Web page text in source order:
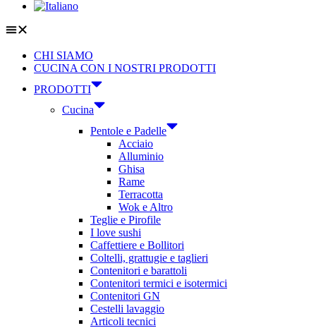
CHI SIAMO
CUCINA CON I NOSTRI PRODOTTI
PRODOTTI
Cucina
Pentole e Padelle
Acciaio
Alluminio
Ghisa
Rame
Terracotta
Wok e Altro
Teglie e Pirofile
I love sushi
Caffettiere e Bollitori
Coltelli, grattugie e taglieri
Contenitori e barattoli
Contenitori termici e isotermici
Contenitori GN
Cestelli lavaggio
Articoli tecnici